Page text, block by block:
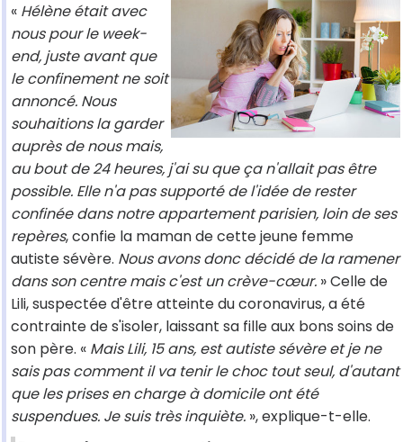
« Hélène était avec
nous pour le week-
end, juste avant que
le confinement ne soit
annoncé. Nous
souhaitions la garder
auprès de nous mais,
au bout de 24 heures, j'ai su que ça n'allait pas être
possible. Elle n'a pas supporté de l'idée de rester
confinée dans notre appartement parisien, loin de ses
repères, confie la maman de cette jeune femme
autiste sévère. Nous avons donc décidé de la ramener
dans son centre mais c'est un crève-cœur. » Celle de
Lili, suspectée d'être atteinte du coronavirus, a été
contrainte de s'isoler, laissant sa fille aux bons soins de
son père. « Mais Lili, 15 ans, est autiste sévère et je ne
sais pas comment il va tenir le choc tout seul, d'autant
que les prises en charge à domicile ont été
suspendues. Je suis très inquiète. », explique-t-elle.